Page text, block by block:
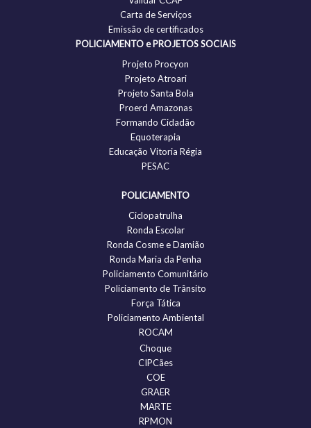
Carta de Serviços
Emissão de certificados
POLICIAMENTO e PROJETOS SOCIAIS
Projeto Procyon
Projeto Atroari
Projeto Santa Bola
Proerd Amazonas
Formando Cidadão
Equoterapia
Educação Vitoria Régia
PESAC
POLICIAMENTO
Ciclopatrulha
Ronda Escolar
Ronda Cosme e Damião
Ronda Maria da Penha
Policiamento Comunitário
Policiamento de Trânsito
Força Tática
Policiamento Ambiental
ROCAM
Choque
CIPCães
COE
GRAER
MARTE
RPMON